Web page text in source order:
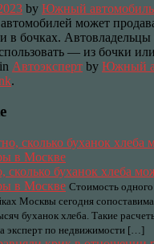
by Южный автомобиль
может
в бочках. Автовладельцы
— из бочки
Автоэксперт by Южный
.
сколько буханок хлеба
в Москве Стоимость одного
Москвы сегодня
буханок хлеба. Такие
эксперт по недвижимости […]